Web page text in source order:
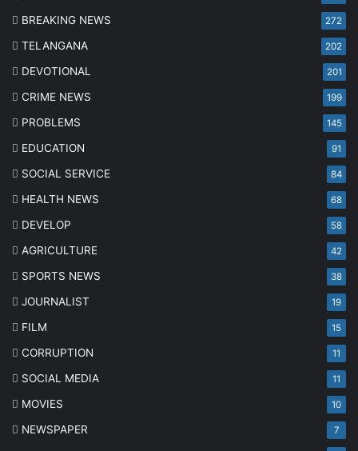
BREAKING NEWS 272
TELANGANA 202
DEVOTIONAL 201
CRIME NEWS 199
PROBLEMS 145
EDUCATION 91
SOCIAL SERVICE 84
HEALTH NEWS 68
DEVELOP 58
AGRICULTURE 42
SPORTS NEWS 38
JOURNALIST 19
FILM 15
CORRUPTION 11
SOCIAL MEDIA 11
MOVIES 10
NEWSPAPER 7